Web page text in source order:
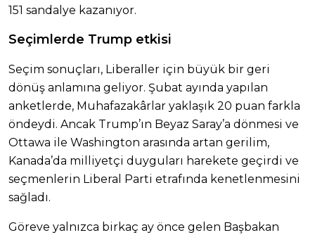
151 sandalye kazanıyor.
Seçimlerde Trump etkisi
Seçim sonuçları, Liberaller için büyük bir geri
dönüş anlamına geliyor. Şubat ayında yapılan
anketlerde, Muhafazakârlar yaklaşık 20 puan farkla
öndeydi. Ancak Trump’ın Beyaz Saray’a dönmesi ve
Ottawa ile Washington arasında artan gerilim,
Kanada’da milliyetçi duyguları harekete geçirdi ve
seçmenlerin Liberal Parti etrafında kenetlenmesini
sağladı.
Göreve yalnızca birkaç ay önce gelen Başbakan